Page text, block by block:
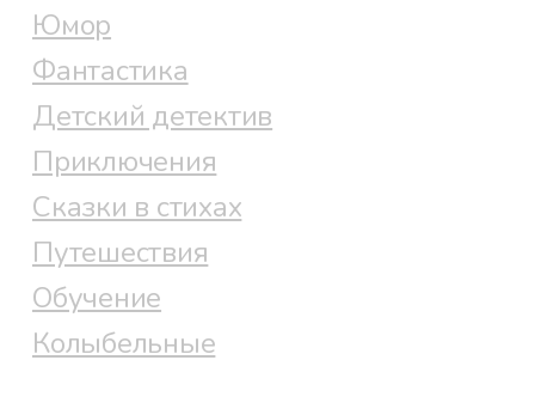
Юмор
Фантастика
Детский детектив
Приключения
Сказки в стихах
Путешествия
Обучение
Колыбельные